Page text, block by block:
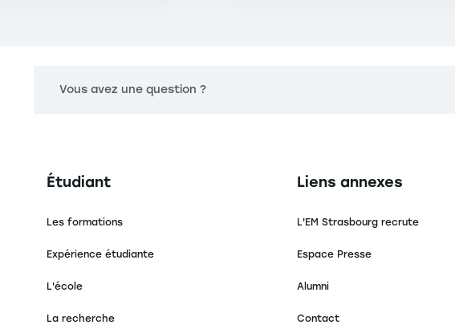
Vous avez une question ?
Navigation principale footer
Étudiant
Les formations
Expérience étudiante
L'école
La recherche
Navigation secondaire
Liens annexes
L'EM Strasbourg recrute
Espace Presse
Alumni
Contact